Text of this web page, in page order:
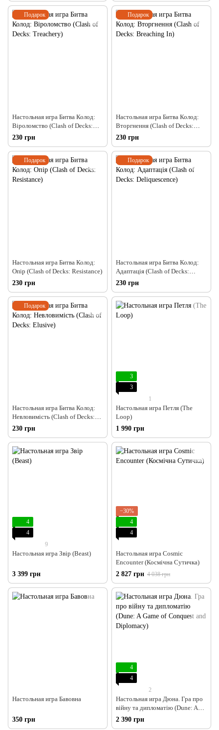
Подарок
Настольная игра Битва Колод:
Віроломство (Clash of Decks:
Treachery)
230 грн
Подарок
Настольная игра Битва Колод:
Вторгнення (Clash of Decks:
Breaching In)
230 грн
Подарок
Настольная игра Битва Колод:
Опір (Clash of Decks: Resistance)
230 грн
Подарок
Настольная игра Битва Колод:
Адаптація (Clash of Decks:
Deliquescence)
230 грн
Подарок
Настольная игра Битва Колод:
Невловимість (Clash of Decks:
Elusive)
230 грн
3
3
1
Настольная игра Петля (The
Loop)
1 990 грн
4
4
9
Настольная игра Звір (Beast)
3 399 грн
−30%
4
4
Настольная игра Cosmic
Encounter (Космічна Сутичка)
2 827 грн 4 038 грн
Настольная игра Бавовна
350 грн
4
4
2
Настольная игра Дюна. Гра про
війну та дипломатію (Dune: A
Game of Conquest and
Diplomacy)
2 390 грн